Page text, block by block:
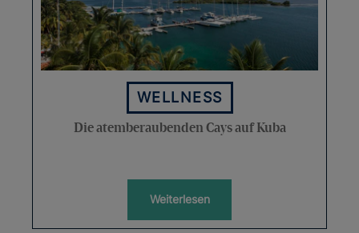
WELLNESS
Die atemberaubenden Cays auf Kuba
Weiterlesen